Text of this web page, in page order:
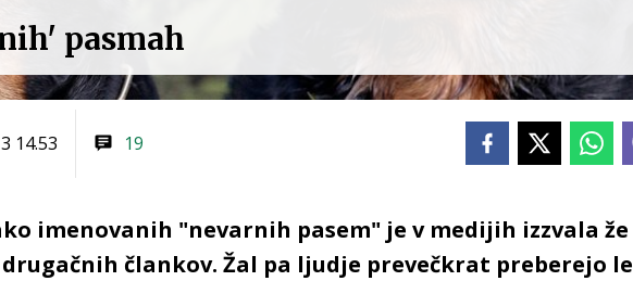
pasmah
14.53 19
imenovanih "nevarnih pasem" je v medijih izzvala že
člankov. Žal pa ljudje prevečkrat preberejo le